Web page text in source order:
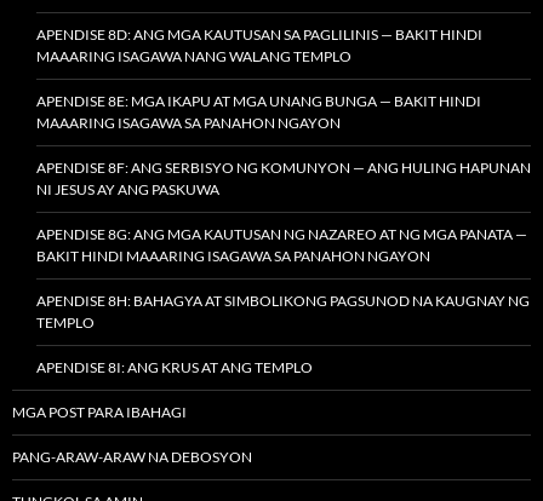
APENDISE 8D: ANG MGA KAUTUSAN SA PAGLILINIS — BAKIT HINDI
MAAARING ISAGAWA NANG WALANG TEMPLO
APENDISE 8E: MGA IKAPU AT MGA UNANG BUNGA — BAKIT HINDI
MAAARING ISAGAWA SA PANAHON NGAYON
APENDISE 8F: ANG SERBISYO NG KOMUNYON — ANG HULING HAPUNAN
NI JESUS AY ANG PASKUWA
APENDISE 8G: ANG MGA KAUTUSAN NG NAZAREO AT NG MGA PANATA —
BAKIT HINDI MAAARING ISAGAWA SA PANAHON NGAYON
APENDISE 8H: BAHAGYA AT SIMBOLIKONG PAGSUNOD NA KAUGNAY NG
TEMPLO
APENDISE 8I: ANG KRUS AT ANG TEMPLO
MGA POST PARA IBAHAGI
PANG-ARAW-ARAW NA DEBOSYON